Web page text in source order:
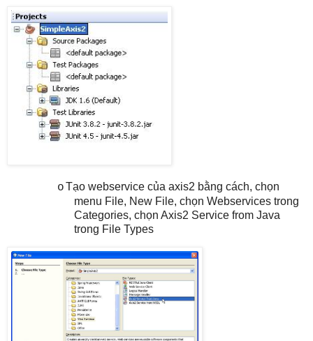
oTạo webservice của axis2 bằng cách, chọn
menu File, New File, chọn Webservices trong
Categories, chọn Axis2 Service from Java
trong File Types